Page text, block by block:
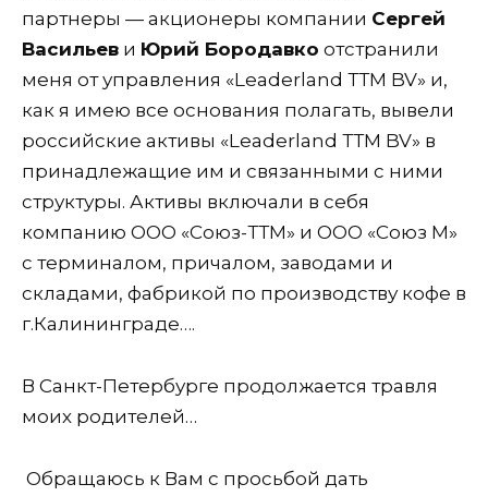
партнеры — акционеры компании Сергей
Васильев и Юрий Бородавко отстранили
меня от управления «Leaderland ТТМ BV» и,
как я имею все основания полагать, вывели
российские активы «Leaderland ТТМ BV» в
принадлежащие им и связанными с ними
структуры. Активы включали в себя
компанию ООО «Союз-ТТМ» и ООО «Союз М»
с терминалом, причалом, заводами и
складами, фабрикой по производству кофе в
г.Калининграде….
В Санкт-Петербурге продолжается травля
моих родителей…
Обращаюсь к Вам с просьбой дать